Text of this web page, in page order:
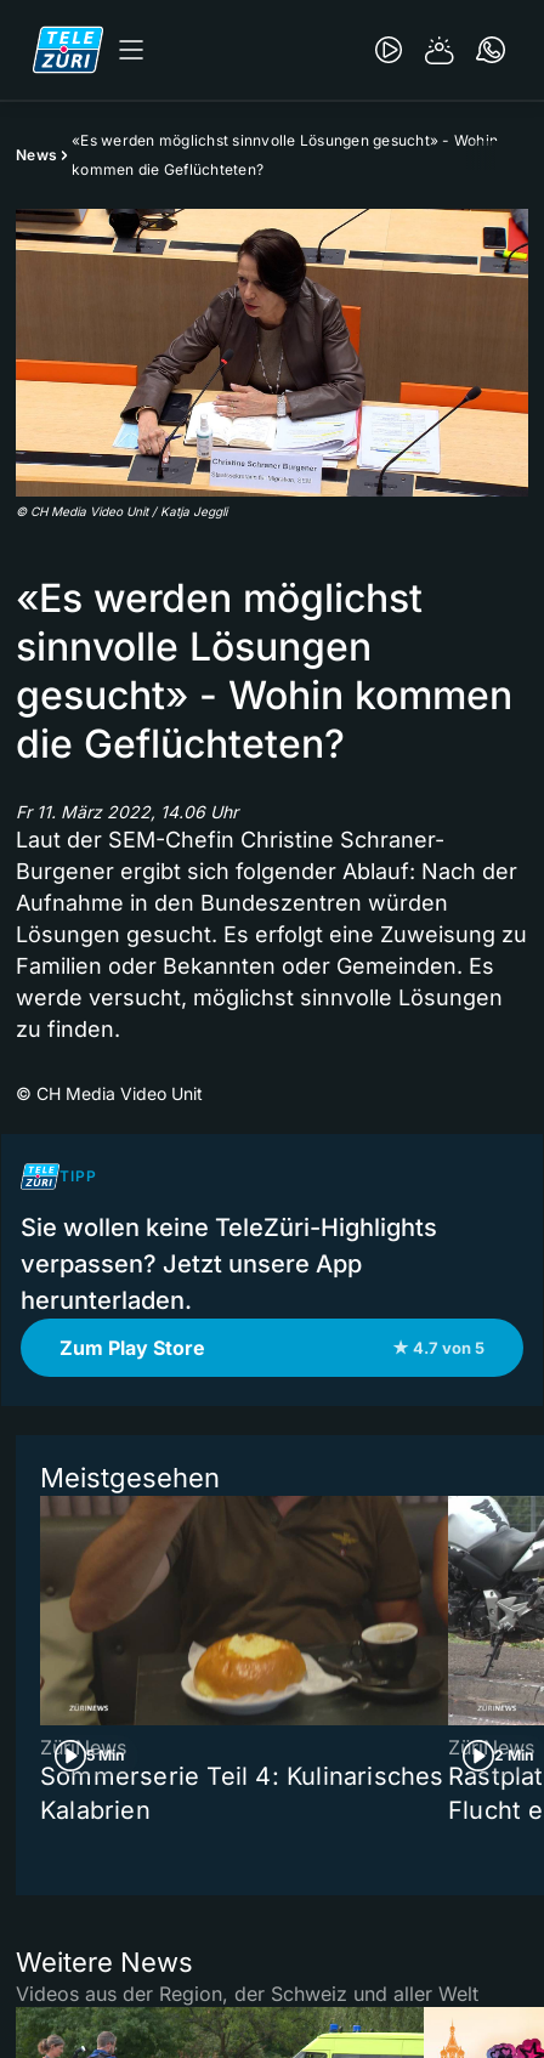
News
«Es werden möglichst sinnvolle Lösungen gesucht» - Wohin
kommen die Geflüchteten?
© CH Media Video Unit / Katja Jeggli
«Es werden möglichst
sinnvolle Lösungen
gesucht» - Wohin kommen
die Geflüchteten?
Fr 11. März 2022, 14.06 Uhr
Laut der SEM-Chefin Christine Schraner-
Burgener ergibt sich folgender Ablauf: Nach der
Aufnahme in den Bundeszentren würden
Lösungen gesucht. Es erfolgt eine Zuweisung zu
Familien oder Bekannten oder Gemeinden. Es
werde versucht, möglichst sinnvolle Lösungen
zu finden.
© CH Media Video Unit
TIPP
Sie wollen keine TeleZüri-Highlights
verpassen? Jetzt unsere App
herunterladen.
Zum Play Store ★ 4.7 von 5
Meistgesehen
5 Min
ZüriNews
Sommerserie Teil 4: Kulinarisches
Kalabrien
2 Min
ZüriNews
Flucht
Weitere News
Videos aus der Region, der Schweiz und aller Welt